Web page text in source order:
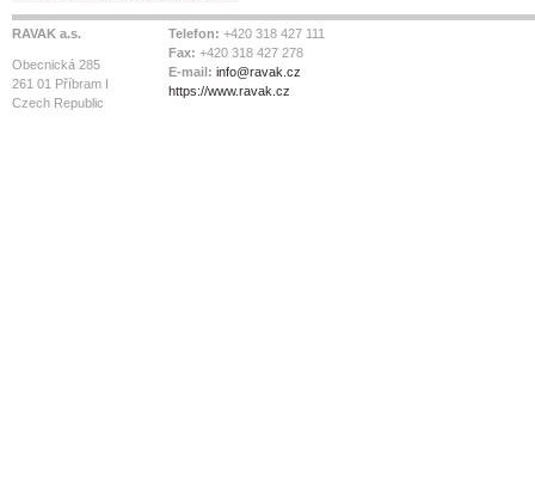
RAVAK a.s.
Obecnická 285
261 01 Příbram I
Czech Republic
Telefon: +420 318 427 111
Fax: +420 318 427 278
E-mail: info@ravak.cz
https://www.ravak.cz